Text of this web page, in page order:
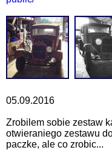
05.09.2016
Zrobilem sobie zestaw
otwieraniego zestawu
paczke, ale co zrobic...